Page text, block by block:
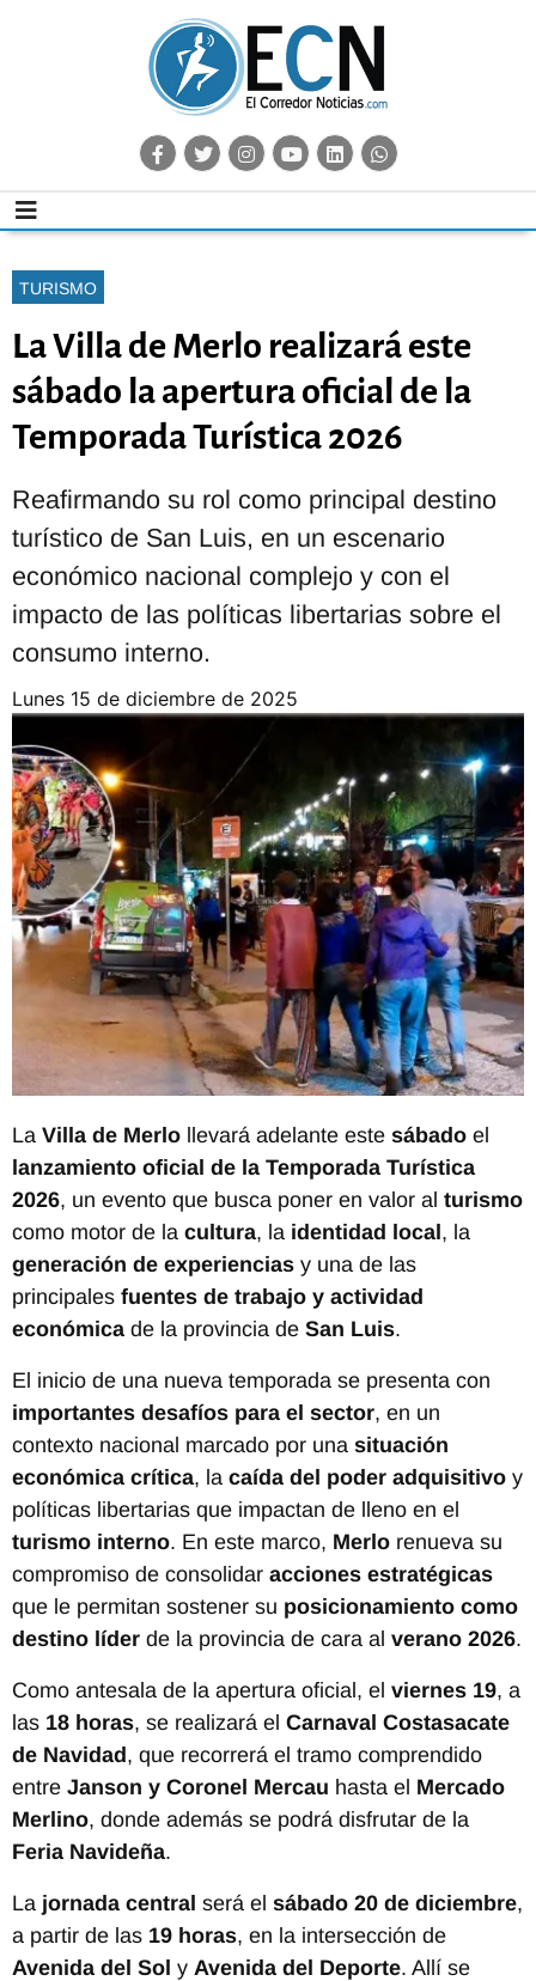
TURISMO
La Villa de Merlo realizará este
sábado la apertura oficial de la
Temporada Turística 2026
Reafirmando su rol como principal destino
turístico de San Luis, en un escenario
económico nacional complejo y con el
impacto de las políticas libertarias sobre el
consumo interno.
lunes 15 de diciembre de 2025
La Villa de Merlo llevará adelante este sábado el
lanzamiento oficial de la Temporada Turística
2026, un evento que busca poner en valor al turismo
como motor de la cultura, la identidad local, la
generación de experiencias y una de las
principales fuentes de trabajo y actividad
económica de la provincia de San Luis.
El inicio de una nueva temporada se presenta con
importantes desafíos para el sector, en un
contexto nacional marcado por una situación
económica crítica, la caída del poder adquisitivo y
políticas libertarias que impactan de lleno en el
turismo interno. En este marco, Merlo renueva su
compromiso de consolidar acciones estratégicas
que le permitan sostener su posicionamiento como
destino líder de la provincia de cara al verano 2026.
Como antesala de la apertura oficial, el viernes 19, a
las 18 horas, se realizará el Carnaval Costasacate
de Navidad, que recorrerá el tramo comprendido
entre Janson y Coronel Mercau hasta el Mercado
Merlino, donde además se podrá disfrutar de la
Feria Navideña.
La jornada central será el sábado 20 de diciembre,
a partir de las 19 horas, en la intersección de
Avenida del Sol y Avenida del Deporte. Allí se